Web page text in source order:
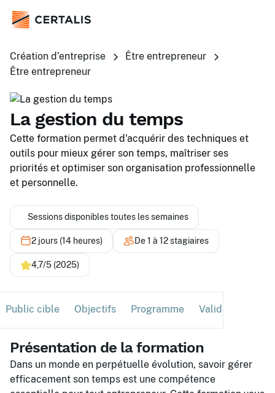
Création d’entreprise
Être entrepreneur
Être entrepreneur
La gestion du temps
Cette formation permet d'acquérir des techniques et
outils pour mieux gérer son temps, maîtriser ses
priorités et optimiser son organisation professionnelle
et personnelle.
Sessions disponibles toutes les semaines
2 jours (14 heures) De 1 à 12 stagiaires
4,7/5 (2025)
Public cible Objectifs Programme Validation
Présentation de la formation
Dans un monde en perpétuelle évolution, savoir gérer
efficacement son temps est une compétence